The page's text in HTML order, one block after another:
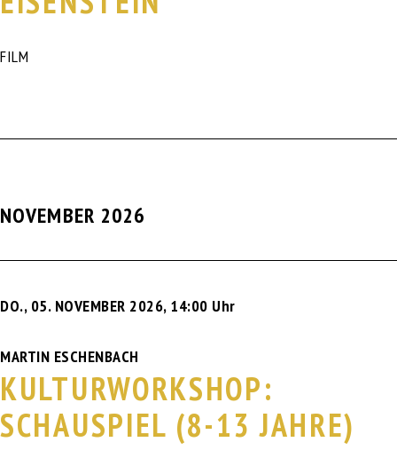
FILM
NOVEMBER 2026
DO., 05. NOVEMBER 2026, 14:00 Uhr
MARTIN ESCHENBACH
KULTURWORKSHOP:
SCHAUSPIEL (8-13 JAHRE)